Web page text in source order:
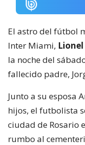
El astro del fútbol
Inter Miami,
la noche del
fallecido padre,
Junto a su esposa
hijos, el futbolista
ciudad de Rosario
rumbo al